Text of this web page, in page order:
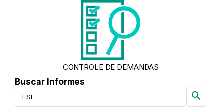
CONTROLE DE DEMANDAS
Buscar Informes
search